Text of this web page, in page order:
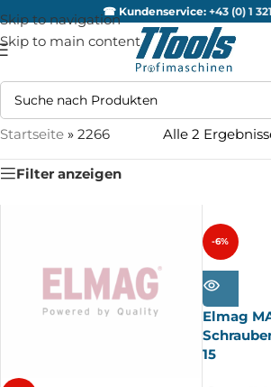
Skip to navigation
Skip to main content
☎ Kundenservice: +43 (0) 1
Startseite » 2266 Alle 2
Filter anzeigen
-6%
AUSV
ERKA
UFT
Elmag
15